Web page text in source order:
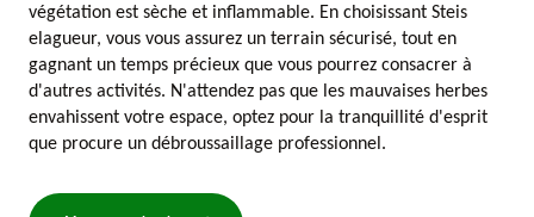
végétation est sèche et inflammable. En choisissant Steis
elagueur, vous vous assurez un terrain sécurisé, tout en
gagnant un temps précieux que vous pourrez consacrer à
d'autres activités. N'attendez pas que les mauvaises herbes
envahissent votre espace, optez pour la tranquillité d'esprit
que procure un débroussaillage professionnel.